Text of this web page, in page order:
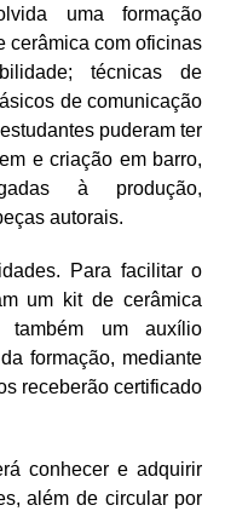
uma formação
cerâmica com oficinas
técnicas de
de comunicação
puderam ter
e criação em barro,
à produção,
autorais.
Para facilitar o
um kit de cerâmica
um auxílio
formação, mediante
receberão certificado
conhecer e adquirir
além de circular por